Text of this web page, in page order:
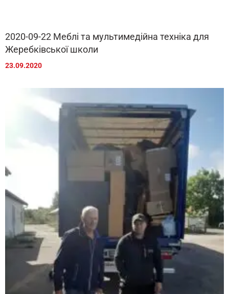
2020-09-22 Меблі та мультимедійна техніка для
Жеребківської школи
23.09.2020